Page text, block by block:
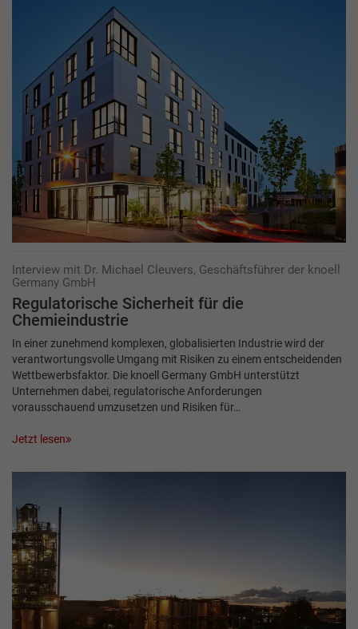
Interview mit Dr. Michael Cleuvers, Geschäftsführer der knoell
Germany GmbH
Regulatorische Sicherheit für die
Chemieindustrie
In einer zunehmend komplexen, globalisierten Industrie wird der
verantwortungsvolle Umgang mit Risiken zu einem entscheidenden
Wettbewerbsfaktor. Die knoell Germany GmbH unterstützt
Unternehmen dabei, regulatorische Anforderungen
vorausschauend umzusetzen und Risiken für…
Jetzt lesen